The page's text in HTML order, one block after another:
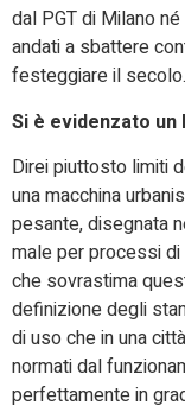
dal PGT di Milano
andati a sbattere
festeggiare il secolo.
Si è evidenzato
Direi piuttosto limiti
una macchina
pesante, disegnata
male per processi
che sovrastima
definizione degli
di uso che in una
normati dal
perfettamente in